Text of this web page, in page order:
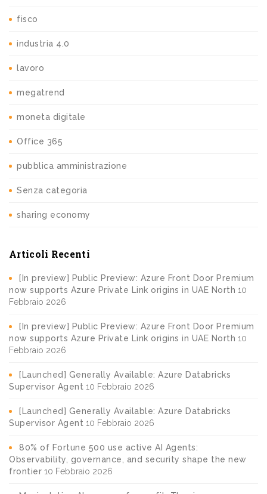
fisco
industria 4.0
lavoro
megatrend
moneta digitale
Office 365
pubblica amministrazione
Senza categoria
sharing economy
Articoli Recenti
[In preview] Public Preview: Azure Front Door Premium
now supports Azure Private Link origins in UAE North 10
Febbraio 2026
[In preview] Public Preview: Azure Front Door Premium
now supports Azure Private Link origins in UAE North 10
Febbraio 2026
[Launched] Generally Available: Azure Databricks
Supervisor Agent 10 Febbraio 2026
[Launched] Generally Available: Azure Databricks
Supervisor Agent 10 Febbraio 2026
80% of Fortune 500 use active AI Agents:
Observability, governance, and security shape the new
frontier 10 Febbraio 2026